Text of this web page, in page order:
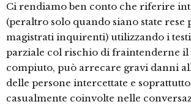
Ci rendiamo ben conto che riferire
(peraltro solo quando siano state rese
magistrati inquirenti) utilizzando i
parziale col rischio di fraintenderne il
compiuto, può arrecare gravi danni
delle persone intercettate e
casualmente coinvolte nelle